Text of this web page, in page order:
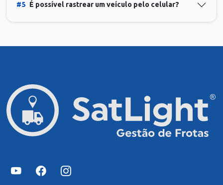
#5 É possível rastrear um veículo pelo celular?